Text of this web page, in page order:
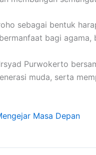
sebagai bentuk
bagi agama,
Purwokerto
muda, serta
Masa Depan